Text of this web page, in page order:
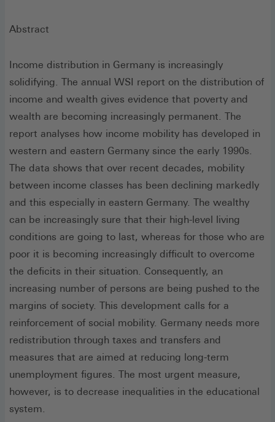
Abstract
Income distribution in Germany is increasingly
solidifying. The annual WSI report on the distribution of
income and wealth gives evidence that poverty and
wealth are becoming increasingly permanent. The
report analyses how income mobility has developed in
western and eastern Germany since the early 1990s.
The data shows that over recent decades, mobility
between income classes has been declining markedly
and this especially in eastern Germany. The wealthy
can be increasingly sure that their high-level living
conditions are going to last, whereas for those who are
poor it is becoming increasingly difficult to overcome
the deficits in their situation. Consequently, an
increasing number of persons are being pushed to the
margins of society. This development calls for a
reinforcement of social mobility. Germany needs more
redistribution through taxes and transfers and
measures that are aimed at reducing long-term
unemployment figures. The most urgent measure,
however, is to decrease inequalities in the educational
system.